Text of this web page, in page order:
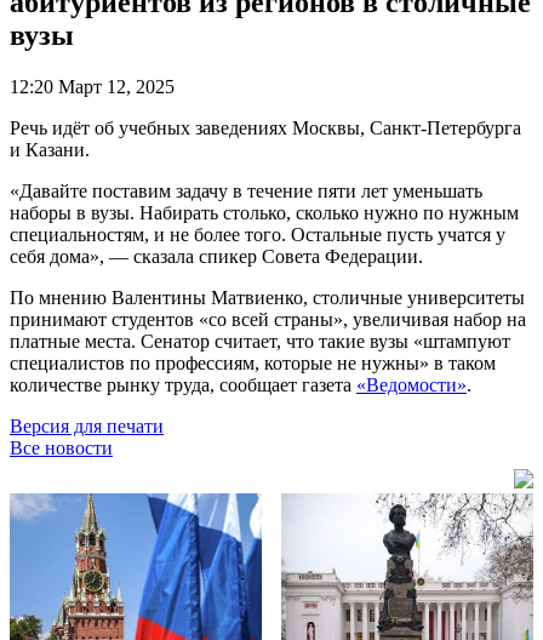
вузы
12:20 Март 12, 2025
Речь идёт об учебных заведениях Москвы, Санкт-Петербурга
и Казани.
«Давайте поставим задачу в течение пяти лет уменьшать
наборы в вузы. Набирать столько, сколько нужно по нужным
специальностям, и не более того. Остальные пусть учатся у
себя дома», — сказала спикер Совета Федерации.
По мнению Валентины Матвиенко, столичные университеты
принимают студентов «со всей страны», увеличивая набор на
платные места. Сенатор считает, что такие вузы «штампуют
специалистов по профессиям, которые не нужны» в таком
количестве рынку труда, сообщает газета «Ведомости».
Версия для печати
Все новости